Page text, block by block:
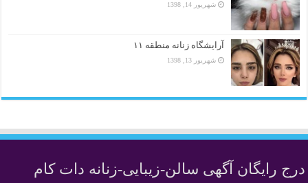
شهریور 14, 1398
آرایشگاه زنانه منطقه ۱۱
شهریور 13, 1398
درج رایگان آگهی سالن-زیبایی-زنانه دات کام